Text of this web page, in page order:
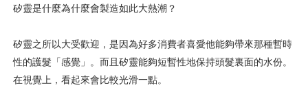
矽靈是什麼為什麼會製造如此大熱潮？
矽靈之所以大受歡迎，是因為好多消費者喜愛他能夠帶來那種暫時
性的護髮「感覺」。而且矽靈能夠短暫性地保持頭髮裏面的水份。
在視覺上，看起來會比較光滑一點。